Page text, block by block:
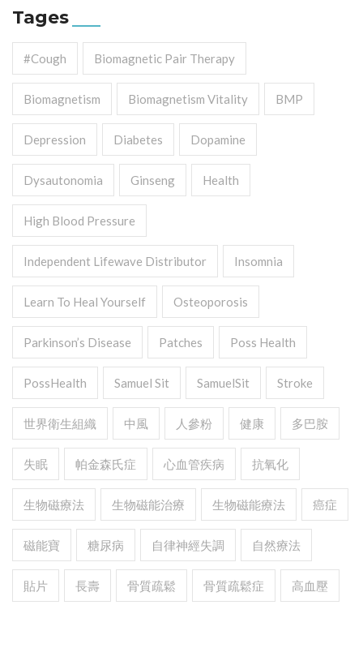
Tages
#cough Biomagnetic Pair Therapy
Biomagnetism Biomagnetism Vitality BMP
Depression Diabetes Dopamine
Dysautonomia Ginseng Health
High Blood Pressure
Independent Lifewave Distributor Insomnia
Learn To Heal Yourself Osteoporosis
Parkinson’s Disease Patches Poss Health
PossHealth Samuel Sit SamuelSit Stroke
世界衛生組織 中風 人參粉 健康 多巴胺
失眠 帕金森氏症 心血管疾病 抗氧化
生物磁療法 生物磁能治療 生物磁能療法 癌症
磁能寶 糖尿病 自律神經失調 自然療法
貼片 長壽 骨質疏鬆 骨質疏鬆症 高血壓